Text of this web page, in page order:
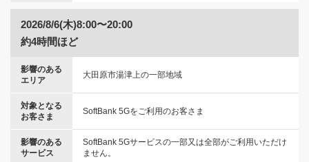
2026/8/6(木)8:00〜20:00
約4時間ほど
影響のある
エリア
大田原市湯津上の一部地域
対象となる
お客さま
SoftBank 5Gをご利用のお客さま
影響のある
サービス
SoftBank 5Gサービスの一部又は全部がご利用いただけ
ません。